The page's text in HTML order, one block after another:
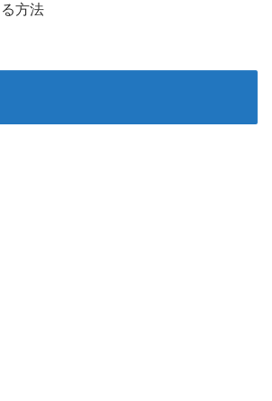
る方法